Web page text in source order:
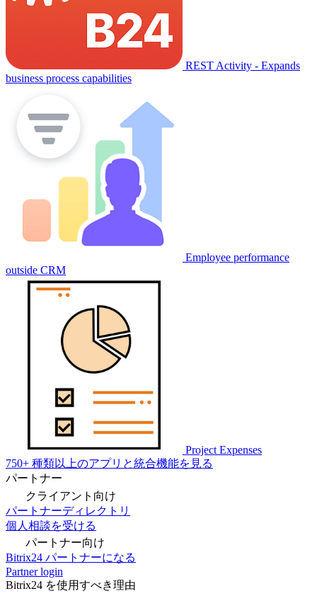
REST Activity - Expands
business process capabilities
Employee performance
outside CRM
Project Expenses
750+ 種類以上のアプリと統合機能を見る
パートナー
クライアント向け
パートナーディレクトリ
個人相談を受ける
パートナー向け
Bitrix24 パートナーになる
Partner login
Bitrix24 を使用すべき理由